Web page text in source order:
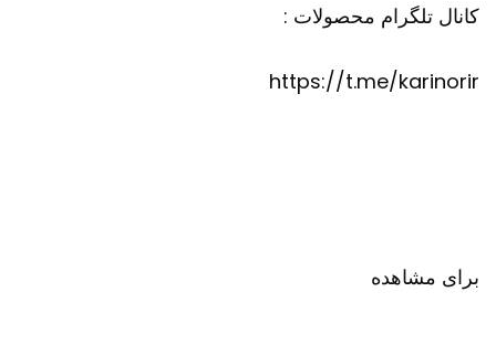
کانال تلگرام محصولات :
https://t.me/karinorir
برای مشاهده